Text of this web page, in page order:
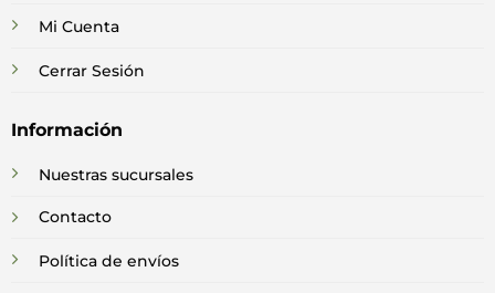
Mi Cuenta
Cerrar Sesión
Información
Nuestras sucursales
Contacto
Política de envíos